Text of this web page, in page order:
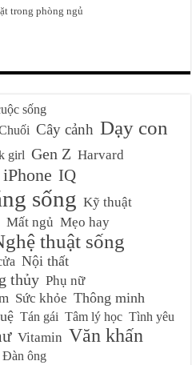
trong phòng ngủ
sống
Cây cảnh Dạy con
girl Gen Z Harvard
iPhone IQ
sống Kỹ thuật
Mất ngủ Mẹo hay
thuật sống
Nội thất
thủy Phụ nữ
Sức khỏe Thông minh
Tán gái Tâm lý học Tình yêu
Vitamin Văn khấn
Đàn ông